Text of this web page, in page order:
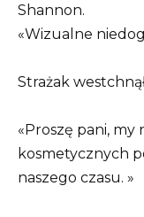
Shannon.
«Wizualne
Strażak
«Proszę pani, my
kosmetycznych
naszego czasu. »